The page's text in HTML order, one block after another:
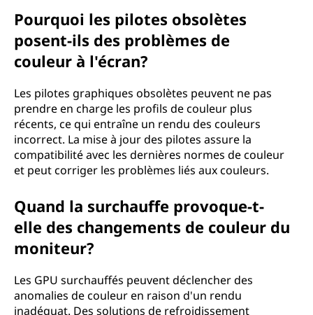
Pourquoi les pilotes obsolètes
posent-ils des problèmes de
couleur à l'écran?
Les pilotes graphiques obsolètes peuvent ne pas
prendre en charge les profils de couleur plus
récents, ce qui entraîne un rendu des couleurs
incorrect. La mise à jour des pilotes assure la
compatibilité avec les dernières normes de couleur
et peut corriger les problèmes liés aux couleurs.
Quand la surchauffe provoque-t-
elle des changements de couleur du
moniteur?
Les GPU surchauffés peuvent déclencher des
anomalies de couleur en raison d'un rendu
inadéquat. Des solutions de refroidissement